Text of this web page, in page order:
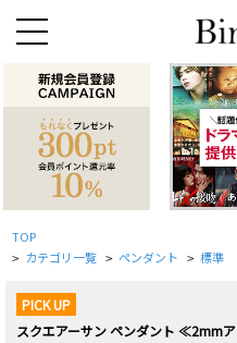
TOP
> カテゴリ一覧 > ペンダント > 標準
PICK UP
スクエアーサン ペンダント ≪2mm